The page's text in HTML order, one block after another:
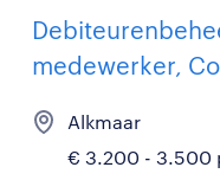
medewerker,
Alkmaar
€ 3.200 - 3.500